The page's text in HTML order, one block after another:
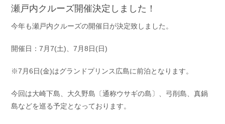
ボート免許
長年の実績と信頼！
シースタイル
Shop Info.
お問い合わせ
Contact us
会社概要
Company
採用情報
Recruit
リンク集
瀬戸内クルーズ開催決定しました！
今年も瀬戸内クルーズの開催日が決定致しました。
開催日：7月7(土)、7月8日(日)
※7月6日(金)はグランドプリンス広島に前泊となります。
今回は大崎下島、大久野島〔通称ウサギの島〕、弓削島、真鍋
島などを巡る予定となっております。